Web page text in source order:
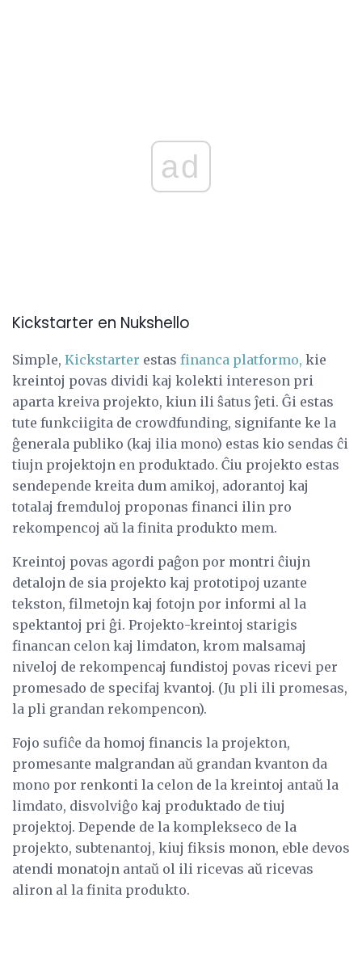
ad
Kickstarter en Nukshello
Simple, Kickstarter estas financa platformo, kie
kreintoj povas dividi kaj kolekti intereson pri
aparta kreiva projekto, kiun ili ŝatus ĵeti. Ĝi estas
tute funkciigita de crowdfunding, signifante ke la
ĝenerala publiko (kaj ilia mono) estas kio sendas ĉi
tiujn projektojn en produktado. Ĉiu projekto estas
sendepende kreita dum amikoj, adorantoj kaj
totalaj fremduloj proponas financi ilin pro
rekompencoj aŭ la finita produkto mem.
Kreintoj povas agordi paĝon por montri ĉiujn
detalojn de sia projekto kaj prototipoj uzante
tekston, filmetojn kaj fotojn por informi al la
spektantoj pri ĝi. Projekto-kreintoj starigis
financan celon kaj limdaton, krom malsamaj
niveloj de rekompencaj fundistoj povas ricevi per
promesado de specifaj kvantoj. (Ju pli ili promesas,
la pli grandan rekompencon).
Fojo sufiĉe da homoj financis la projekton,
promesante malgrandan aŭ grandan kvanton da
mono por renkonti la celon de la kreintoj antaŭ la
limdato, disvolviĝo kaj produktado de tiuj
projektoj. Depende de la komplekseco de la
projekto, subtenantoj, kiuj fiksis monon, eble devos
atendi monatojn antaŭ ol ili ricevas aŭ ricevas
aliron al la finita produkto.